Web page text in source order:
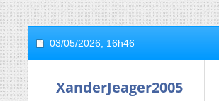
03/05/2026, 16h46
XanderJeager2005